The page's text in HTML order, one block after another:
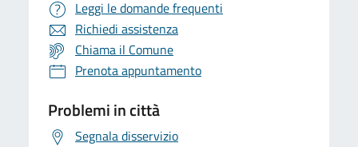
Leggi le domande frequenti
Richiedi assistenza
Chiama il Comune
Prenota appuntamento
Problemi in città
Segnala disservizio